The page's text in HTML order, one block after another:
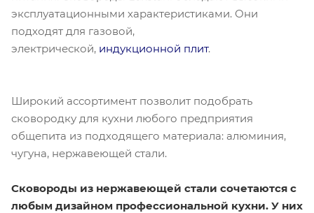
эксплуатационными характеристиками. Они
подходят для газовой,
электрической, индукционной плит.
Широкий ассортимент позволит подобрать
сковородку для кухни любого предприятия
общепита из подходящего материала: алюминия,
чугуна, нержавеющей стали.
Сковороды из нержавеющей стали сочетаются с
любым дизайном профессиональной кухни. У них